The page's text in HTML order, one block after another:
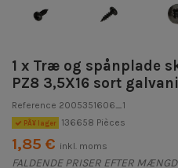
1 x Træ og spånplade
PZ8 3,5X16 sort
Reference 2005351606_1
PÃ¥ lager 136658 Pièces
1,85 € inkl. moms
FALDENDE PRISER EFTER